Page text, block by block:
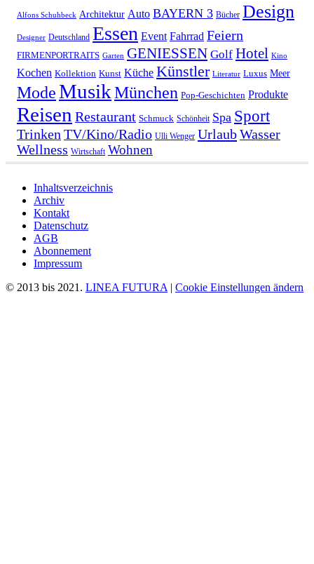
Alfons Schuhbeck Architektur Auto BAYERN 3 Bücher Design
Designer Deutschland Essen Event Fahrrad Feiern
FIRMENPORTRAITS Garten GENIESSEN Golf Hotel Kino
Kochen Kollektion Kunst Küche Künstler Literatur Luxus Meer
ModeMusikMünchen Pop-Geschichten Produkte
Reisen Restaurant Schmuck Schönheit Spa Sport
Trinken TV/Kino/Radio Ulli Wenger UrlaubWasser
Wellness Wirtschaft Wohnen
Inhaltsverzeichnis
Archiv
Kontakt
Datenschutz
AGB
Abonnement
Impressum
© 2013 bis 2021. LINEA FUTURA | Cookie Einstellungen ändern